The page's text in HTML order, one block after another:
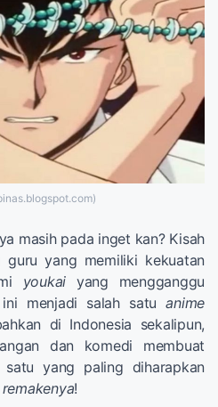
masih pada inget kan? Kisah
guru yang memiliki kekuatan
youkai yang mengganggu
ini menjadi salah satuanime
di Indonesia sekalipun,
dan komedi membuat
yang paling diharapkan
remakenya!